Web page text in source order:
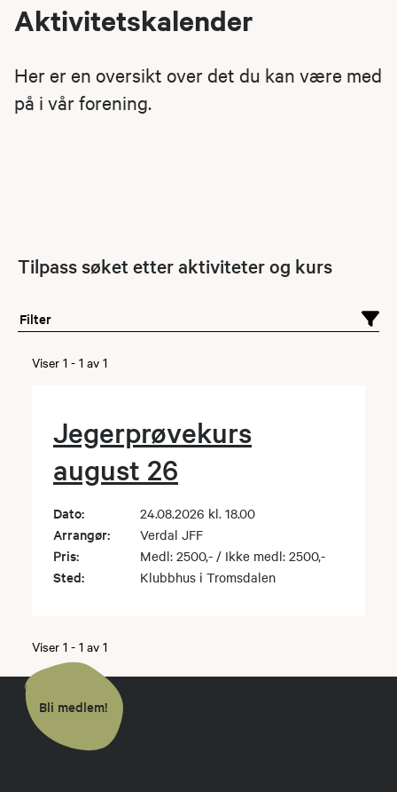
Aktivitetskalender
Her er en oversikt over det du kan være med
på i vår forening.
Tilpass søket etter aktiviteter og kurs
Filter
Viser 1 - 1 av 1
Jegerprøvekurs
august 26
Dato: 24.08.2026 kl. 18.00
Arrangør: Verdal JFF
Pris: Medl: 2500,- / Ikke medl: 2500,-
Sted: Klubbhus i Tromsdalen
Viser 1 - 1 av 1
Bli medlem!